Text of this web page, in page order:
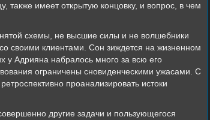
также имеет открытую концовку, и вопрос, в чем
схемы, не высшие силы и не волшебники
своими клиентами. Сон зиждется на жизненном
у Адрияна набралось много за всю его
ограничены сновиденческими ужасами. С
проанализировать истоки
другие задачи и пользующегося